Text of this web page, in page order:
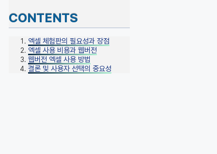
CONTENTS
엑셀 체험판의 필요성과 장점
엑셀 사용 비용과 웹버전
웹버전 엑셀 사용 방법
결론 및 사용자 선택의 중요성